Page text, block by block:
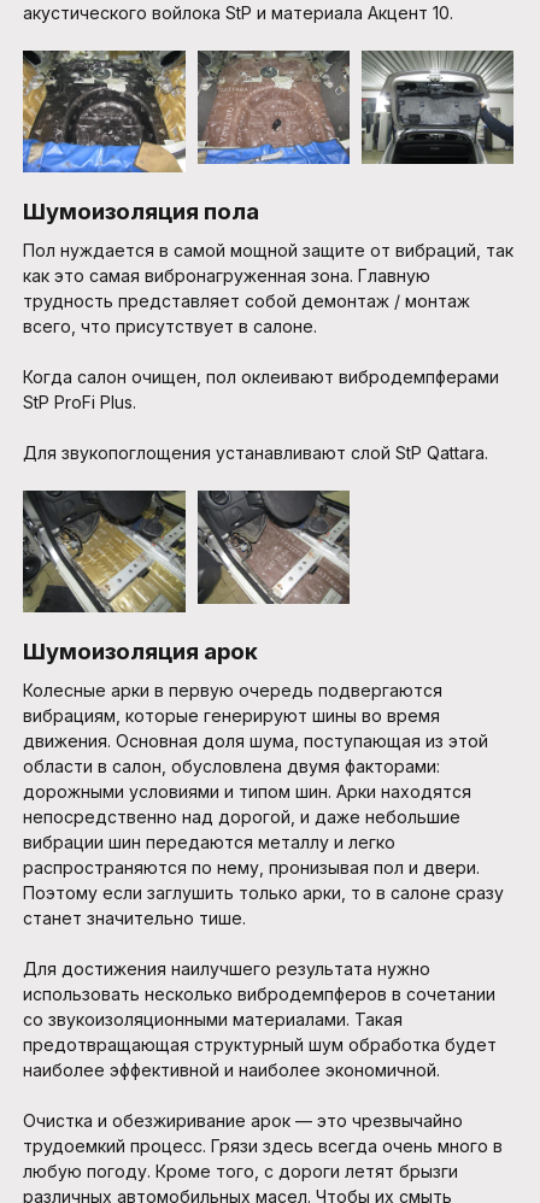
акустического войлока StP и материала Акцент 10.
Шумоизоляция пола
Пол нуждается в самой мощной защите от вибраций, так
как это самая вибронагруженная зона. Главную
трудность представляет собой демонтаж / монтаж
всего, что присутствует в салоне.
Когда салон очищен, пол оклеивают вибродемпферами
StP ProFi Plus.
Для звукопоглощения устанавливают слой StP Qattara.
Шумоизоляция арок
Колесные арки в первую очередь подвергаются
вибрациям, которые генерируют шины во время
движения. Основная доля шума, поступающая из этой
области в салон, обусловлена двумя факторами:
дорожными условиями и типом шин. Арки находятся
непосредственно над дорогой, и даже небольшие
вибрации шин передаются металлу и легко
распространяются по нему, пронизывая пол и двери.
Поэтому если заглушить только арки, то в салоне сразу
станет значительно тише.
Для достижения наилучшего результата нужно
использовать несколько вибродемпферов в сочетании
со звукоизоляционными материалами. Такая
предотвращающая структурный шум обработка будет
наиболее эффективной и наиболее экономичной.
Очистка и обезжиривание арок — это чрезвычайно
трудоемкий процесс. Грязи здесь всегда очень много в
любую погоду. Кроме того, с дороги летят брызги
различных автомобильных масел. Чтобы их смыть